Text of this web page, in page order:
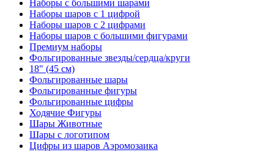
Наборы с большими шарами
Наборы шаров с 1 цифрой
Наборы шаров с 2 цифрами
Наборы шаров с большими фигурами
Премиум наборы
Фольгированные звезды/сердца/круги
18" (45 см)
Фольгированные шары
Фольгированные фигуры
Фольгированные цифры
Ходячие Фигуры
Шары Животные
Шары с логотипом
Цифры из шаров Аэромозаика